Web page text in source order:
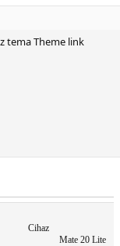
tema Theme link
Cihaz
Mate 20 Lite